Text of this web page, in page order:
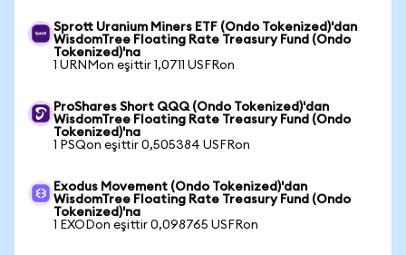
Sprott Uranium Miners ETF (Ondo Tokenized)'dan
WisdomTree Floating Rate Treasury Fund (Ondo
Tokenized)'na
1 URNMon eşittir 1,0711 USFRon
ProShares Short QQQ (Ondo Tokenized)'dan
WisdomTree Floating Rate Treasury Fund (Ondo
Tokenized)'na
1 PSQon eşittir 0,505384 USFRon
Exodus Movement (Ondo Tokenized)'dan
WisdomTree Floating Rate Treasury Fund (Ondo
Tokenized)'na
1 EXODon eşittir 0,098765 USFRon